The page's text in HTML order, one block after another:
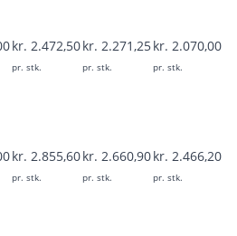
kr. 2.472,50
pr. stk.
kr. 2.271,25
pr. stk.
kr. 2.070,00
pr. stk.
kr. 2.855,60
pr. stk.
kr. 2.660,90
pr. stk.
kr. 2.466,20
pr. stk.